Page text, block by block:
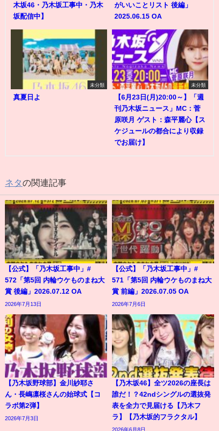
木坂46・乃木坂工事中・乃木
坂配信中】
がいいことリスト 後編」
2025.06.15 OA
未分類
真夏日よ
未分類
【6月23日(月)20:00～】「週
刊乃木坂ニュース」MC：菅
原咲月 ゲスト：森平麗心【ス
ケジュールの都合により収録
でお届け】
ネタの関連記事
【公式】「乃木坂工事中」#
572「第5回 内輪ウケものまね大
賞 後編」2026.07.12 OA
2026年7月13日
【公式】「乃木坂工事中」#
571「第5回 内輪ウケものまね大
賞 前編」2026.07.05 OA
2026年7月6日
【乃木坂野球部】金川紗耶さ
ん・長嶋凛桜さんの始球式【コ
ラボ第2弾】
2026年7月3日
【乃木坂46】全ツ2026の座長は
誰だ！？42ndシングルの選抜発
表を全力で見届ける【乃木フ
ラ】【乃木坂的フラクタル】
2026年6月8日